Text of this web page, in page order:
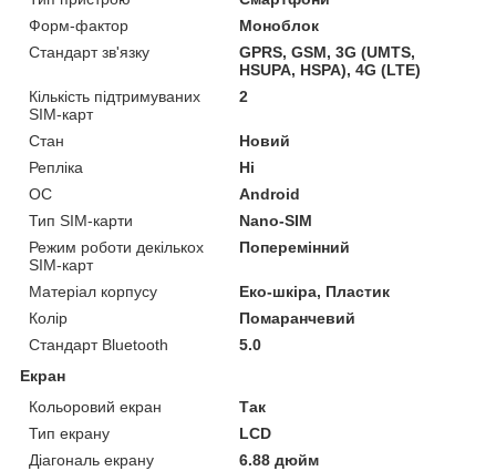
Форм-фактор
Моноблок
Стандарт зв'язку
GPRS, GSM, 3G (UMTS,
HSUPA, HSPA), 4G (LTE)
Кількість підтримуваних
SIM-карт
2
Стан
Новий
Репліка
Ні
ОС
Android
Тип SIM-карти
Nano-SIM
Режим роботи декількох
SIM-карт
Поперемінний
Матеріал корпусу
Еко-шкіра, Пластик
Колір
Помаранчевий
Стандарт Bluetooth
5.0
Екран
Кольоровий екран
Так
Тип екрану
LCD
Діагональ екрану
6.88 дюйм